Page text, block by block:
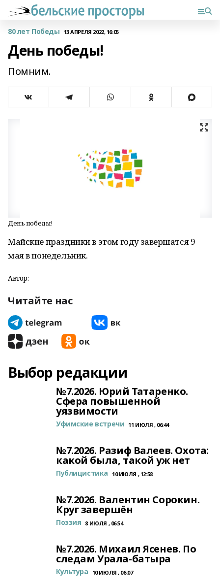
80 лет Победы 13 АПРЕЛЯ 2022, 16:05
День победы!
Помним.
День победы!
Майские праздники в этом году завершатся 9
мая в понедельник.
Автор:
Читайте нас
Выбор редакции
№7.2026. Юрий Татаренко.
Сфера повышенной
уязвимости
Уфимские встречи 11 ИЮЛЯ , 06:44
№7.2026. Разиф Валеев. Охота:
какой была, такой уж нет
Публицистика 10 ИЮЛЯ , 12:58
№7.2026. Валентин Сорокин.
Круг завершён
Поэзия 8 ИЮЛЯ , 06:54
№7.2026. Михаил Ясенев. По
следам Урала-батыра
Культура 10 ИЮЛЯ , 06:07